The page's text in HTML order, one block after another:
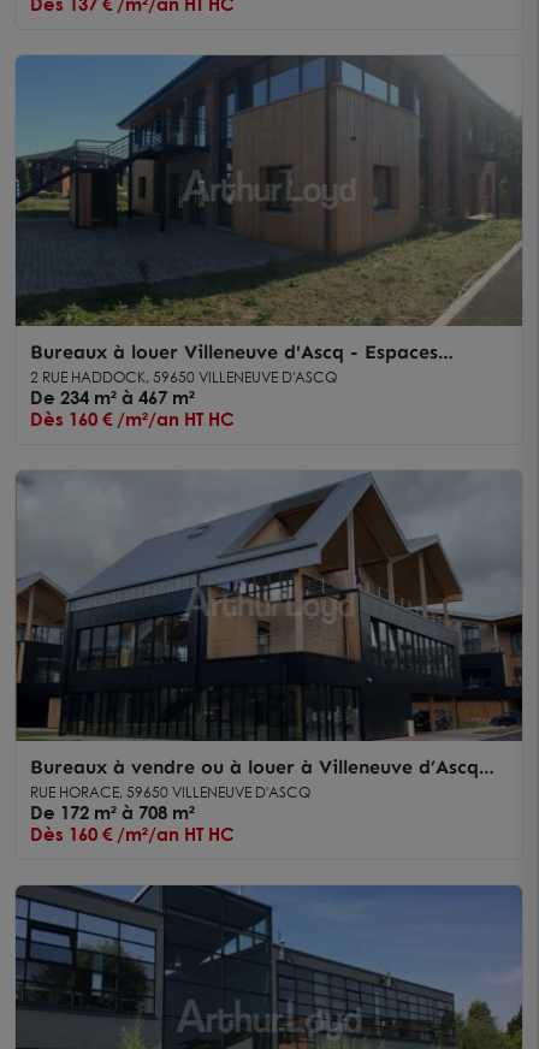
Bureaux à louer Villeneuve d'Ascq - Espaces
modernes et accessibles dès 233 m²
2 RUE HADDOCK, 59650 VILLENEUVE D'ASCQ
De 234 m² à 467 m²
Dès 160 € /m²/an HT HC
Bureaux à vendre ou à louer à Villeneuve d’Ascq
dans immeuble qualitatif
RUE HORACE, 59650 VILLENEUVE D'ASCQ
De 172 m² à 708 m²
Dès 160 € /m²/an HT HC